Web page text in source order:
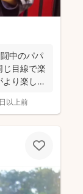
中のパパ
じ目線で楽
り楽しい
以上前